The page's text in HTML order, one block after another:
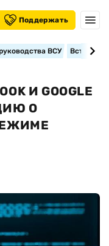
Поддержать
ВСУ
И GOOGLE
О